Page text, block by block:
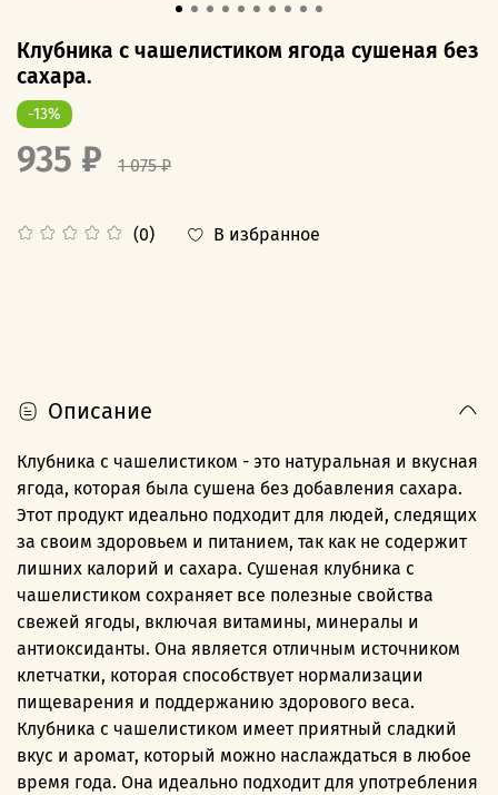
Клубника с чашелистиком ягода сушеная без
сахара.
(0) В избранное
-13%
935 ₽ 1 075 ₽
Описание
Клубника с чашелистиком - это натуральная и вкусная
ягода, которая была сушена без добавления сахара.
Этот продукт идеально подходит для людей, следящих
за своим здоровьем и питанием, так как не содержит
лишних калорий и сахара. Сушеная клубника с
чашелистиком сохраняет все полезные свойства
свежей ягоды, включая витамины, минералы и
антиоксиданты. Она является отличным источником
клетчатки, которая способствует нормализации
пищеварения и поддержанию здорового веса.
Клубника с чашелистиком имеет приятный сладкий
вкус и аромат, который можно наслаждаться в любое
время года. Она идеально подходит для употребления